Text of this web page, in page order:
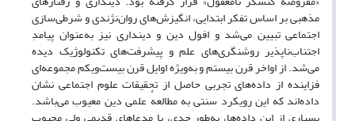
مذهبی بر اساس تفکر ابتدایی، انگیزش‌های روان‌نژندی و شرطی‌سازی
اجتماعی تبیین می‌شد و افول دین و دینداری نیز به‌عنوان پیامدِ
اجتناب‌ناپذیر روشنگری‌های علم و پیشرفت‌های تکنولوژیک دیده
می‌شد. از اواخر قرن بیستم و به‌ویژه اوایل قرن بیست‌ویکم مجموعه‌ای
فزاینده از داده‌های تجربی حاصل از تحقیقات علوم اجتماعی نشان
داده‌اند که این رویکرد سنتی به مطالعهٔ علمی دین معیوب می‌باشد.